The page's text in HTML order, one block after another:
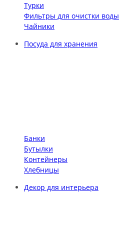
Турки
Фильтры для очистки воды
Чайники
Посуда для хранения
Банки
Бутылки
Контейнеры
Хлебницы
Декор для интерьера